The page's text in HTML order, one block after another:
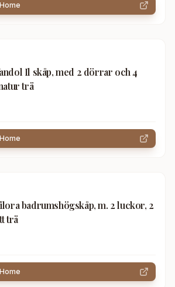
Il skåp, med 2 dörrar och 4
trä
badrumshögskåp, m. 2 luckor, 2
trä